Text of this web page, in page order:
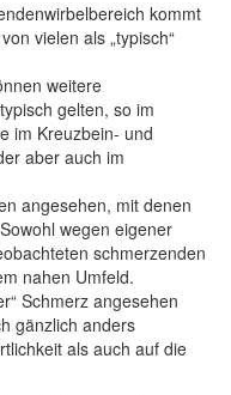
kommt
vielen als „typisch“
weitere
gelten, so im
im Kreuzbein- und
aber auch im
angesehen, mit denen
wegen eigener
schmerzenden
nahen Umfeld.
Schmerz angesehen
gänzlich anders
als auch auf die